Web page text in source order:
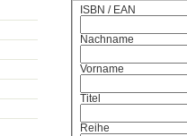
ISBN / EAN
Nachname
Vorname
Titel
Reihe